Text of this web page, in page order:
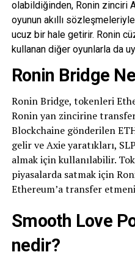
olabildiğinden, Ronin zinciri
oyunun akıllı
ucuz bir hale getirir. Ronin
kullanan diğer oyunlarla da
Ronin Bridge
Ronin Bridge, tokenleri
Ronin yan zincirine
Blockchaine gönderilen
gelir ve Axie yaratıkları,
almak için kullanılabilir.
piyasalarda satmak için
Ethereum’a transfer
Smooth Love
nedir?